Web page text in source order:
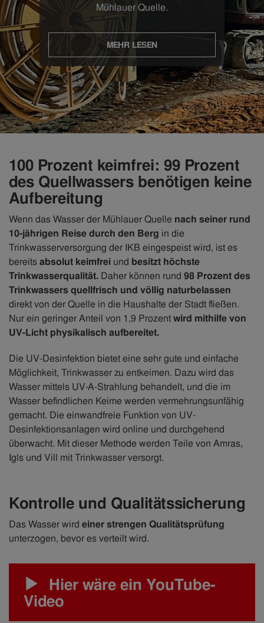
Mühlauer Quelle.
MEHR LESEN
100 Prozent keimfrei: 99 Prozent
des Quellwassers benötigen keine
Aufbereitung
Wenn das Wasser der Mühlauer Quelle nach seiner rund
10-jährigen Reise durch den Berg in die
Trinkwasserversorgung der IKB eingespeist wird, ist es
bereitsabsolut keimfrei und besitzt höchste
Trinkwasserqualität. Daher können rund 98 Prozent des
Trinkwassers quellfrisch und völlig naturbelassen
direkt von der Quelle in die Haushalte der Stadt fließen.
Nur ein geringer Anteil von 1,9 Prozentwird mithilfe von
UV-Licht physikalisch aufbereitet.
Die UV-Desinfektion bietet eine sehr gute und einfache
Möglichkeit, Trinkwasser zu entkeimen. Dazu wird das
Wasser mittels UV-A-Strahlung behandelt, und die im
Wasser befindlichen Keime werden vermehrungsunfähig
gemacht. Die einwandfreie Funktion von UV-
Desinfektionsanlagen wird online und durchgehend
überwacht. Mit dieser Methode werden Teile von Amras,
Igls und Vill mit Trinkwasser versorgt.
Kontrolle und Qualitätssicherung
Das Wasser wird einer strengen Qualitätsprüfung
unterzogen, bevor es verteilt wird.
Hier wäre ein YouTube-
Video